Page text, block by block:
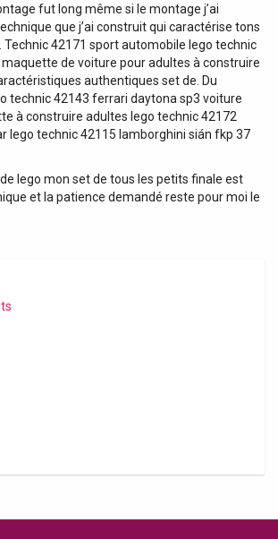
fut long même si le montage j’ai
que j’ai construit qui caractérise tons
Technic 42171 sport automobile lego technic
de voiture pour adultes à construire
authentiques set de. Du
technic 42143 ferrari daytona sp3 voiture
à construire adultes lego technic 42172
lego technic 42115 lamborghini sián fkp 37
lego mon set de tous les petits finale est
et la patience demandé reste pour moi le